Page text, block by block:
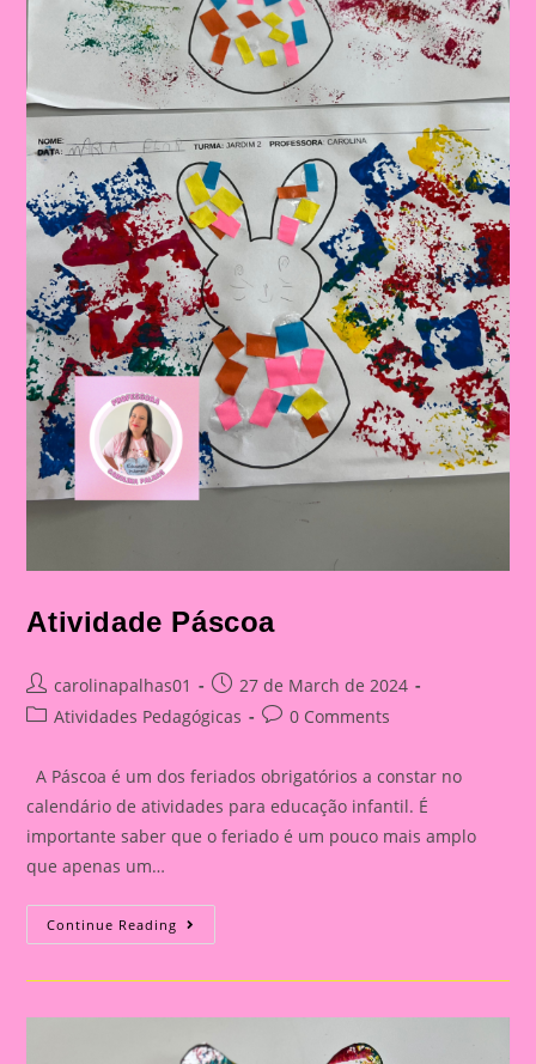
Atividade Páscoa
Post
author:
carolinapalhas01
Post
published:
27 de March de 2024
PostAtividades Pedagógicas
Post0 Comments
A Páscoa é um dos feriados obrigatórios a constar no
calendário de atividades para educação infantil. É
importante saber que o feriado é um pouco mais amplo
que apenas um…
Continue Reading Atividade
Páscoa